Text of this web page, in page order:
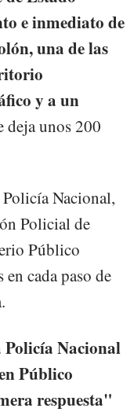
e inmediato de
una de las
y a un
deja unos 200
Nacional,
Policial de
Público
cada paso de
Policía Nacional
Público
respuesta"